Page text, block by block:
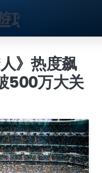
》热度飙
500万大关